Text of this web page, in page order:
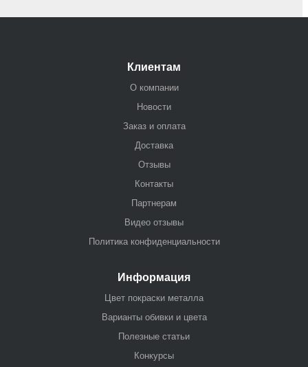
Клиентам
О компании
Новости
Заказ и оплата
Доставка
Отзывы
Контакты
Партнерам
Видео отзывы
Политика конфиденциальности
Информация
Цвет покраски металла
Варианты обивки и цвета
Полезные статьи
Конкурсы